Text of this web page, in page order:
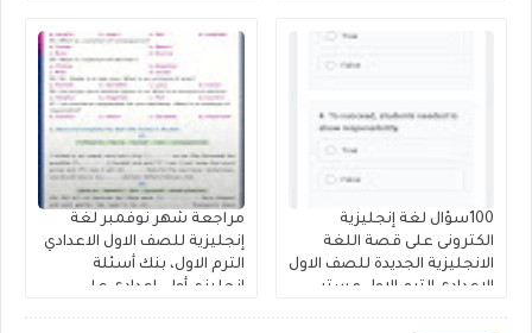
100سؤال لغة إنجليزية
الكترونى على قصة اللغة
الانجليزية الجديدة للصف الاول
الاعدادى الترم الاول مستر
مراجعة شهر نوفمبر لغة
إنجليزية للصف الاول الاعدادي
الترم الاول، بنك أسئلة
إنجليزي أولى إعدادى على